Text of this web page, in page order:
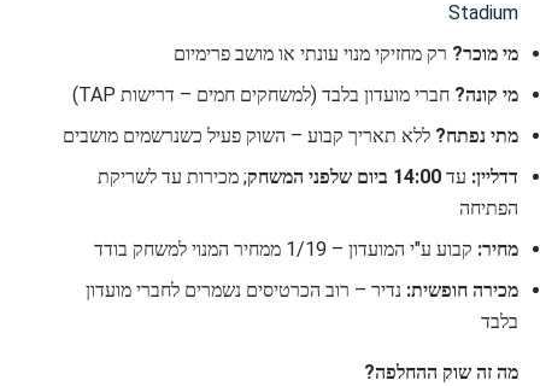
Stadium
מי מוכר? רק מחזיקי מנוי עונתי או מושב פרימיום
מי קונה? חברי מועדון בלבד (למשחקים חמים – דרישות TAP)
מתי נפתח? ללא תאריך קבוע – השוק פעיל כשנרשמים מושבים
דדליין: עד 14:00 ביום שלפני המשחק
; מכירות עד לשריקת
הפתיחה
מחיר: קבוע ע"י המועדון – 1/19 ממחיר המנוי למשחק בודד
מכירה חופשית: נדיר – רוב הכרטיסים נשמרים לחברי מועדון
בלבד
מה זה שוק ההחלפה?